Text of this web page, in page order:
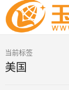
当前标签
美国